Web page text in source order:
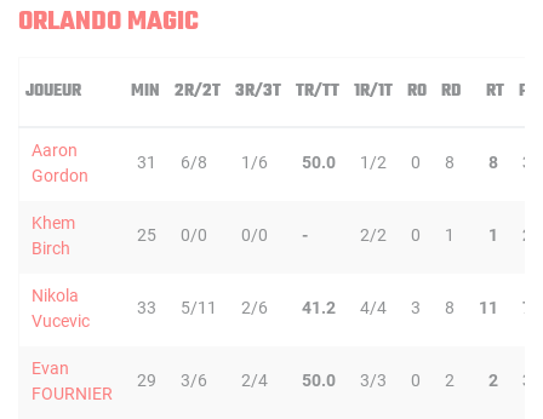
ORLANDO MAGIC
JOUEUR MIN 2R/2T 3R/3T TR/TT 1R/1T RO RD RT PD
Aaron
Gordon
31 6/8 1/6 50.0 1/2 0 8 8 3
Khem
Birch
25 0/0 0/0 - 2/2 0 1 1 2
Nikola
Vucevic
33 5/11 2/6 41.2 4/4 3 8 11 7
Evan
FOURNIER
29 3/6 2/4 50.0 3/3 0 2 2 3